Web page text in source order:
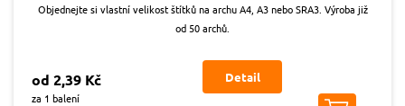
Objednejte si vlastní velikost štítků na archu A4, A3 nebo SRA3. Výroba již
od 50 archů.
od 2,39 Kč
za 1 balení
Detail